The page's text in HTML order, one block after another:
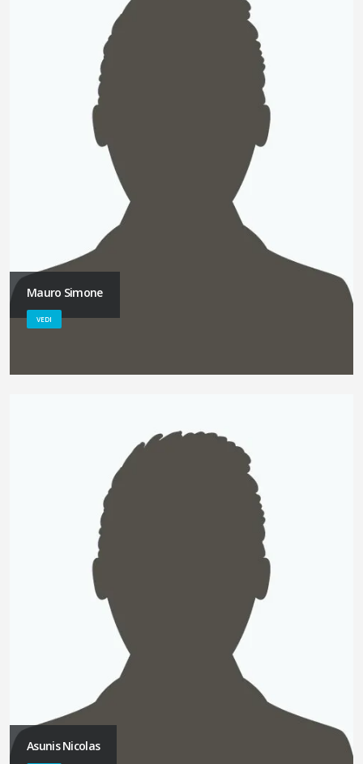
Mauro Simone
VEDI
Asunis Nicolas